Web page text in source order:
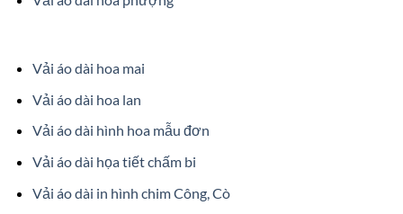
Vải áo dài hoa mai
Vải áo dài hoa lan
Vải áo dài hình hoa mẫu đơn
Vải áo dài họa tiết chấm bi
Vải áo dài in hình chim Công, Cò